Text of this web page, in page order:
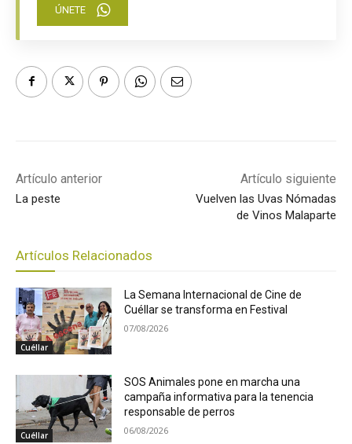
ÚNETE
Artículo anterior
La peste
Artículo siguiente
Vuelven las Uvas Nómadas
de Vinos Malaparte
Artículos Relacionados
Cuéllar
La Semana Internacional de Cine de
Cuéllar se transforma en Festival
07/08/2026
Cuéllar
SOS Animales pone en marcha una
campaña informativa para la tenencia
responsable de perros
06/08/2026